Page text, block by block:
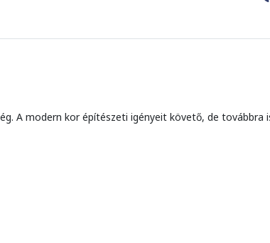
A modern kor építészeti igényeit követő, de továbbra